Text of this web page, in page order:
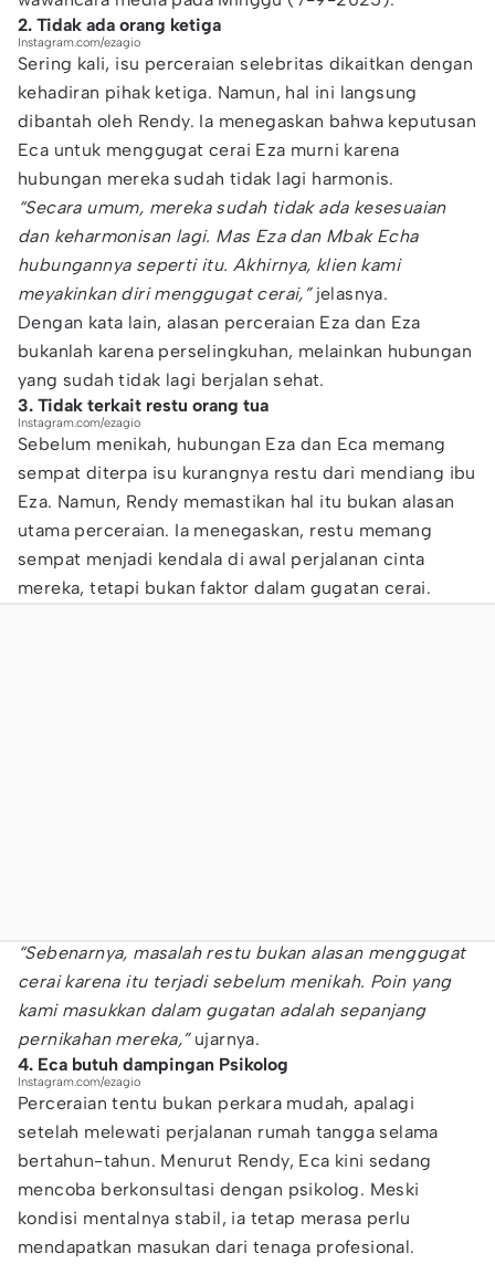
2. Tidak ada orang ketiga
Instagram.com/ezagio
Sering kali, isu perceraian selebritas dikaitkan dengan
kehadiran pihak ketiga. Namun, hal ini langsung
dibantah oleh Rendy. Ia menegaskan bahwa keputusan
Eca untuk menggugat cerai Eza murni karena
hubungan mereka sudah tidak lagi harmonis.
“Secara umum, mereka sudah tidak ada kesesuaian
dan keharmonisan lagi. Mas Eza dan Mbak Echa
hubungannya seperti itu. Akhirnya, klien kami
meyakinkan diri menggugat cerai,”jelasnya.
Dengan kata lain, alasan perceraian Eza dan Eza
bukanlah karena perselingkuhan, melainkan hubungan
yang sudah tidak lagi berjalan sehat.
3. Tidak terkait restu orang tua
Instagram.com/ezagio
Sebelum menikah, hubungan Eza dan Eca memang
sempat diterpa isu kurangnya restu dari mendiang ibu
Eza. Namun, Rendy memastikan hal itu bukan alasan
utama perceraian. Ia menegaskan, restu memang
sempat menjadi kendala di awal perjalanan cinta
mereka, tetapi bukan faktor dalam gugatan cerai.
“Sebenarnya, masalah restu bukan alasan menggugat
cerai karena itu terjadi sebelum menikah. Poin yang
kami masukkan dalam gugatan adalah sepanjang
pernikahan mereka,”ujarnya.
4. Eca butuh dampingan Psikolog
Instagram.com/ezagio
Perceraian tentu bukan perkara mudah, apalagi
setelah melewati perjalanan rumah tangga selama
bertahun-tahun. Menurut Rendy, Eca kini sedang
mencoba berkonsultasi dengan psikolog. Meski
kondisi mentalnya stabil, ia tetap merasa perlu
mendapatkan masukan dari tenaga profesional.